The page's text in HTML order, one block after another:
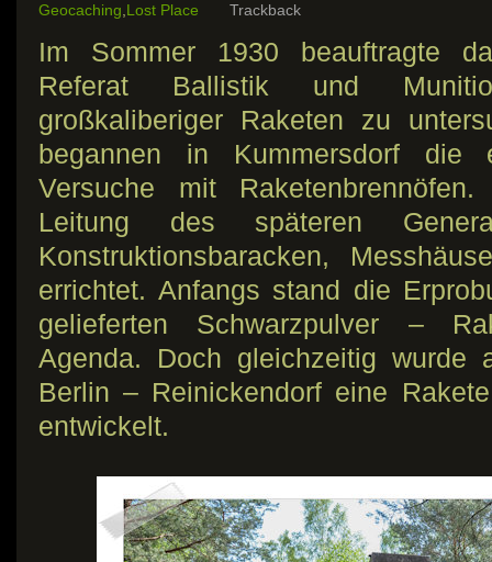
Geocaching,Lost Place Trackback
Im Sommer 1930 beauftragte
Referat Ballistik und
großkaliberiger Raketen zu
begannen in Kummersdorf die
Versuche mit
Leitung des späteren
Konstruktionsbaracken,
errichtet. Anfangs stand die
gelieferten Schwarzpulver –
Agenda. Doch gleichzeitig wurde
Berlin – Reinickendorf eine
entwickelt.